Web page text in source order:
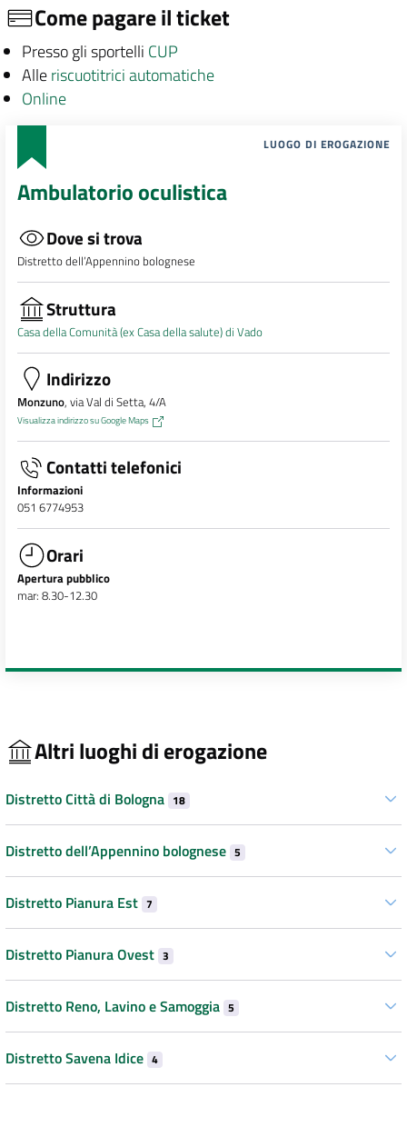
Come pagare il ticket
Presso gli sportelli CUP
Alleriscuotitrici automatiche
Online
LUOGO DI EROGAZIONE
Ambulatorio oculistica
Dove si trova
Distretto dell’Appennino bolognese
Struttura
Casa della Comunità (ex Casa della salute) di Vado
Indirizzo
Monzuno, via Val di Setta, 4/A
Visualizza indirizzo su Google Maps
Contatti telefonici
Informazioni
051 6774953
Orari
Apertura pubblico
mar: 8.30-12.30
Altri luoghi di erogazione
Distretto Città di Bologna 18
Distretto dell’Appennino bolognese 5
Distretto Pianura Est 7
Distretto Pianura Ovest 3
Distretto Reno, Lavino e Samoggia 5
Distretto Savena Idice 4